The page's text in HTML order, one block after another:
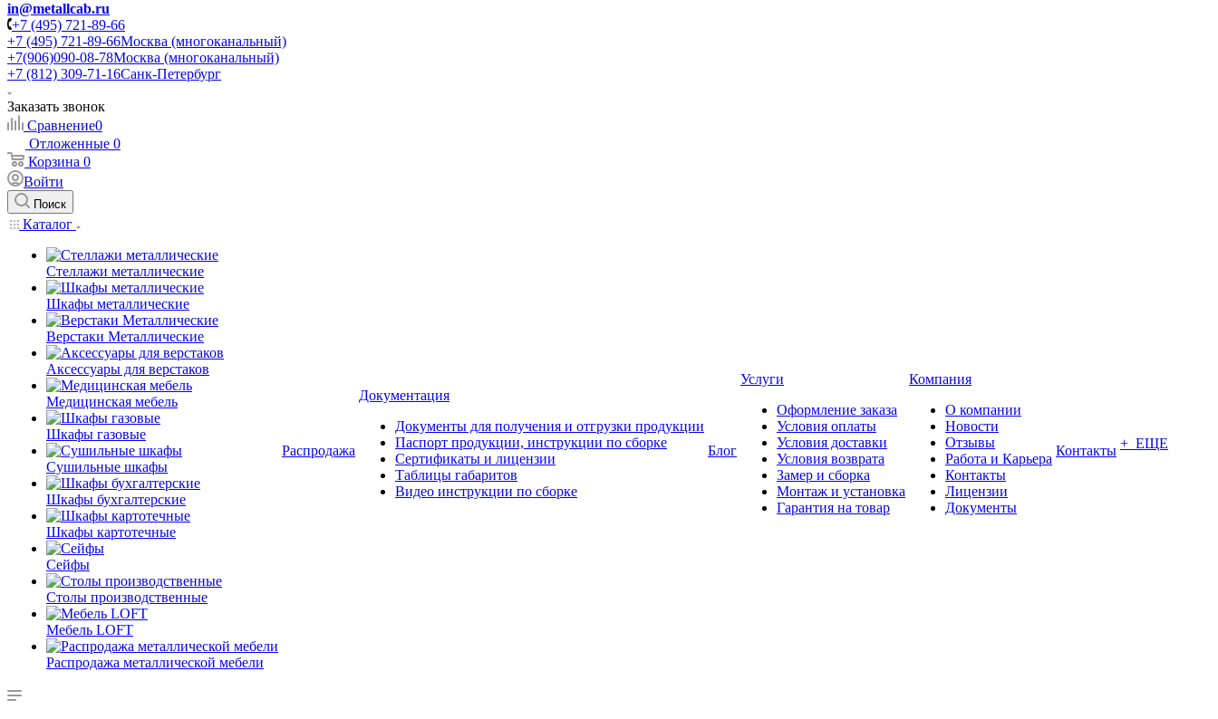
in@metallcab.ru
+7 (495) 721-89-66
+7 (495) 721-89-66Москва (многоканальный)
+7(906)090-08-78Москва (многоканальный)
+7 (812) 309-71-16Санк-Петербург
Заказать звонок
Сравнение0
Отложенные 0
Корзина 0
Войти
Поиск
Каталог
Стеллажи металлические
Шкафы металлические
Верстаки Металлические
Аксессуары для верстаков
Медицинская мебель
Шкафы газовые
Сушильные шкафы
Шкафы бухгалтерские
Шкафы картотечные
Сейфы
Столы производственные
Мебель LOFT
Распродажа металлической мебели
Распродажа
Документация
Документы для получения и отгрузки продукции
Паспорт продукции, инструкции по сборке
Сертификаты и лицензии
Таблицы габаритов
Видео инструкции по сборке
Блог
Услуги
Оформление заказа
Условия оплаты
Условия доставки
Условия возврата
Замер и сборка
Монтаж и установка
Гарантия на товар
Компания
О компании
Новости
Отзывы
Работа и Карьера
Контакты
Лицензии
Документы
Контакты + ЕЩЕ